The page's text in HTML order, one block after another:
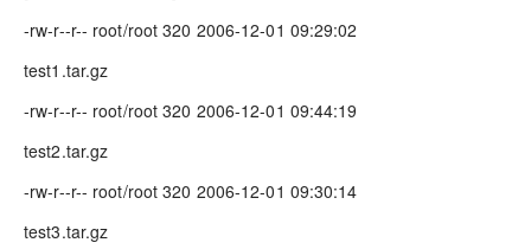
-rw-r--r-- root/root 320 2006-12-01 09:29:02
test1.tar.gz
-rw-r--r-- root/root 320 2006-12-01 09:44:19
test2.tar.gz
-rw-r--r-- root/root 320 2006-12-01 09:30:14
test3.tar.gz